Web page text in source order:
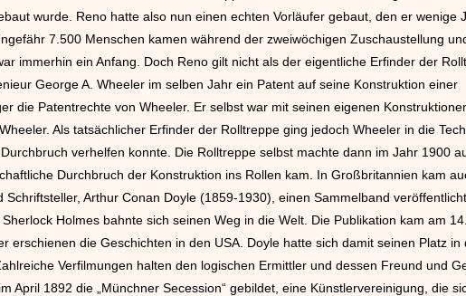
wurde. Reno hatte also nun einen echten Vorläufer gebaut, den er wenige
7.500 Menschen kamen während der zweiwöchigen Zuschaustellung
immerhin ein Anfang. Doch Reno gilt nicht als der eigentliche Erfinder der
George A. Wheeler im selben Jahr ein Patent auf seine Konstruktion einer
die Patentrechte von Wheeler. Er selbst war mit seinen eigenen
Als tatsächlicher Erfinder der Rolltreppe ging jedoch Wheeler in die
verhelfen konnte. Die Rolltreppe selbst machte dann im Jahr 1900
Durchbruch der Konstruktion ins Rollen kam. In Großbritannien kam
Arthur Conan Doyle (1859-1930), einen Sammelband
Holmes bahnte sich seinen Weg in die Welt. Die Publikation kam am 14.
erschienen die Geschichten in den USA. Doyle hatte sich damit seinen Platz in
Verfilmungen halten den logischen Ermittler und dessen Freund und
April 1892 die „Münchner Secession“ gebildet, eine Künstlervereinigung, die